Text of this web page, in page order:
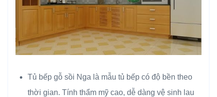
Tủ bếp gỗ sồi Nga là mẫu tủ bếp có độ bền theo
thời gian. Tính thẩm mỹ cao, dễ dàng vệ sinh lau